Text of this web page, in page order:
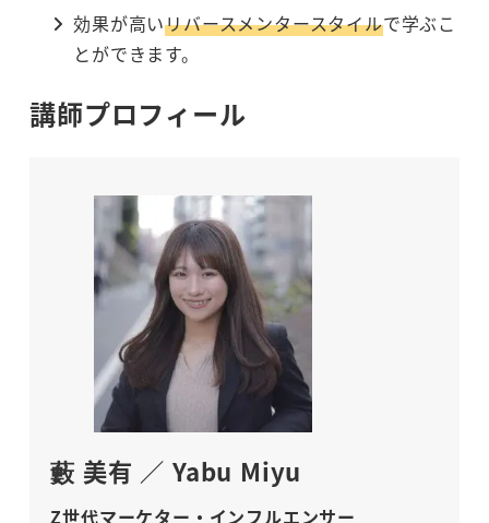
効果が高いリバースメンタースタイルで学ぶこ
とができます。
講師プロフィール
藪 美有 ／ Yabu Miyu
Z世代マーケター・インフルエンサー